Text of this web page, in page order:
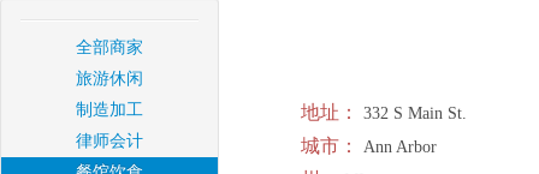
全部商家
旅游休闲
制造加工
律师会计
地址： 332 S Main St.
城市： Ann Arbor